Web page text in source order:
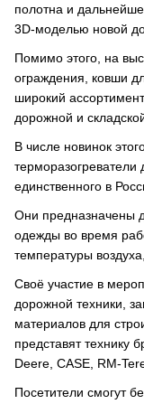
полотна и
3D-моделью новой
Помимо этого, на
ограждения, ковши
широкий
дорожной и
В числе новинок
единственного в
Они предназначены
одежды во время
температуры
Своё участие в
дорожной техники,
материалов для
представят технику
Deere, CASE, RM-
Посетители смогут